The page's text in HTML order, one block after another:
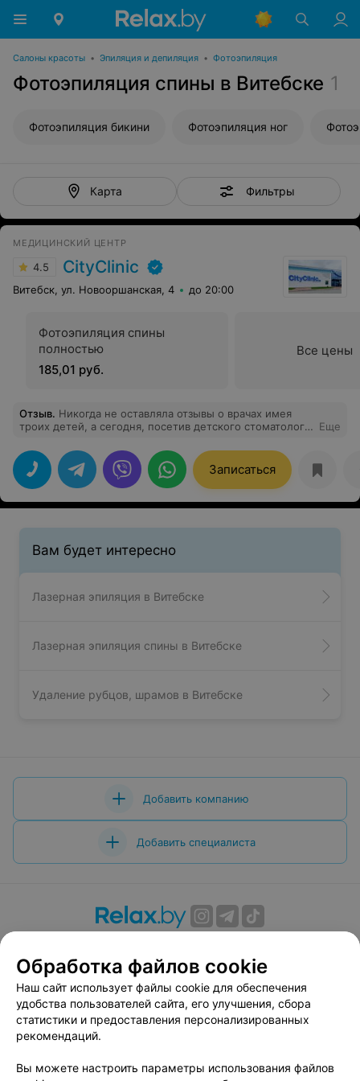
Салоны красоты • Эпиляция и депиляция • Фотоэпиляция
Фотоэпиляция спины в Витебске 1
Фотоэпиляция бикини Фотоэпиляция ног
Карта Фильтры
МЕДИЦИНСКИЙ ЦЕНТР
4.5 CityClinic
Витебск, ул. Новооршанская, 4 до 20:00
Фотоэпиляция спины
полностью
185,01 руб.
Все цены
Отзыв. Никогда не оставляла отзывы о врачах имея
троих детей, а сегодня, посетив детского стоматолога
врачи так трепетно, по-матерински могут относиться к
своим маленьким пациентам. Машкова Людмила
Анатольевна-- более чуткого и внимательного врача я
не встречала. Для ребёнка лечение прошло незаметно
и почти безболезненно. Её подход к детям вместе с
Еще
Записаться
Вам будет интересно
Лазерная эпиляция в Витебске
Лазерная эпиляция спины в Витебске
Удаление рубцов, шрамов в Витебске
Добавить компанию
Добавить специалиста
Вакансии
Публичный договор
Способы оплаты
Публичный договор по использованию сервиса
«Афиша»
Пользовательское соглашение
Связаться по вопросам сотрудничества
Обработка файлов cookie
Наш сайт использует файлы cookie для обеспечения
удобства пользователей сайта, его улучшения, сбора
статистики и предоставления персонализированных
рекомендаций.
Вы можете настроить параметры использования файлов